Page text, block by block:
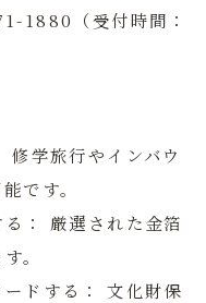
1880（受付時間：
修学旅行やインバウ
です。
：
厳選された金箔
。
ドする：
文化財保